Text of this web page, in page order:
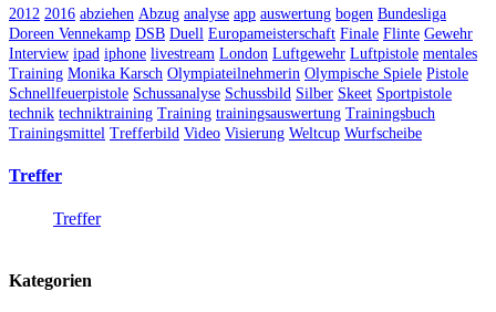
2012 2016 abziehen Abzug analyse app auswertung bogen Bundesliga
Doreen Vennekamp DSB Duell Europameisterschaft Finale Flinte Gewehr
Interview ipad iphone livestream London Luftgewehr Luftpistole mentales
Training Monika Karsch Olympiateilnehmerin Olympische Spiele Pistole
Schnellfeuerpistole Schussanalyse Schussbild Silber Skeet Sportpistole
technik techniktraining Training trainingsauswertung Trainingsbuch
Trainingsmittel Trefferbild Video Visierung Weltcup Wurfscheibe
Treffer
Treffer
Kategorien